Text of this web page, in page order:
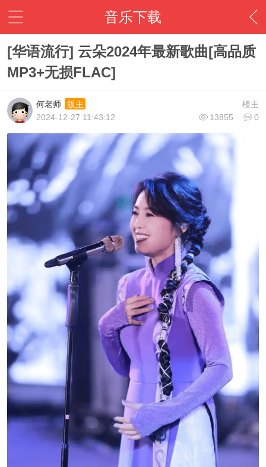
音乐下载
[华语流行] 云朵2024年最新歌曲[高品质
MP3+无损FLAC]
楼主
何老师
版主
13855
0
2024-12-27 11:43:12